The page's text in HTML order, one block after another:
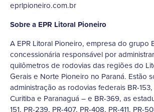
eprlpioneiro.com.br
Sobre a EPR Litoral Pioneiro
A EPR Litoral Pioneiro, empresa do grupo
concessionária responsável por
quilômetros de rodovias das regiões do
Gerais e Norte Pioneiro no Paraná. Estão
administração as rodovias federais BR-
Curitiba e Paranaguá – e BR-369, as
151, PR-239, PR-407, PR-408, PR-411, PR-